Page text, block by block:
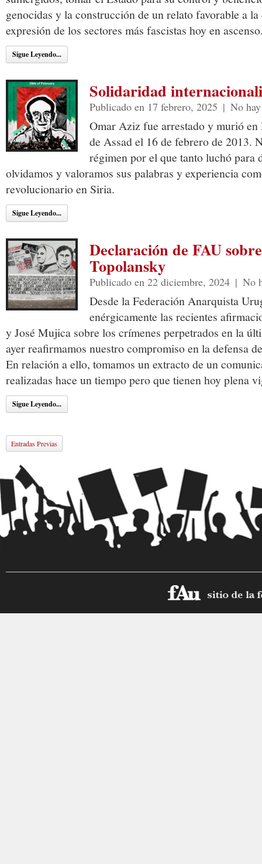
genocidas y la construcción de un relato favorable a
expresión de los sectores más fascistas hoy en
Sigue Leyendo...
Solidaridad
Publicado en 17 febrero, 2025 | No
Omar Aziz fue arrestado y murió
de Assad el 16 de febrero de 2013.
régimen por el que tanto luchó para
olvidamos y valoramos sus palabras y experiencia
revolucionario en Siria.
Sigue Leyendo...
Declaración de FAU
Topolansky
Publicado en 22 diciembre, 2024 | No
Desde la Federación Anarquista
enérgicamente las recientes
y José Mujica sobre los crímenes perpetrados en la
ayer reafirmamos nuestro compromiso en la defensa
En relación a ello, tomamos un extracto de un
realizadas hace un tiempo pero que tienen hoy plena
Sigue Leyendo...
Entradas Previas